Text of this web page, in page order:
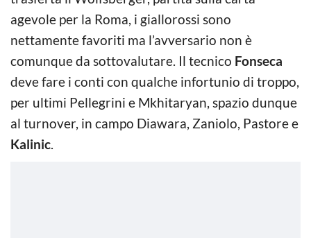
agevole per la Roma, i giallorossi sono
nettamente favoriti ma l’avversario non è
comunque da sottovalutare. Il tecnico Fonseca
deve fare i conti con qualche infortunio di troppo,
per ultimi Pellegrini e Mkhitaryan, spazio dunque
al turnover, in campo Diawara, Zaniolo, Pastore e
Kalinic.